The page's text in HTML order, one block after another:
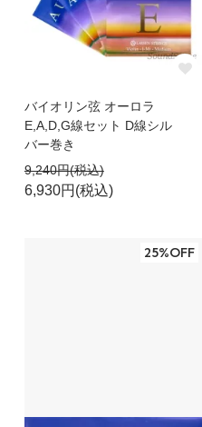
バイオリン弦 オーロラ
E,A,D,G線セット D線シル
バー巻き
9,240円(税込)
6,930円(税込)
25%OFF